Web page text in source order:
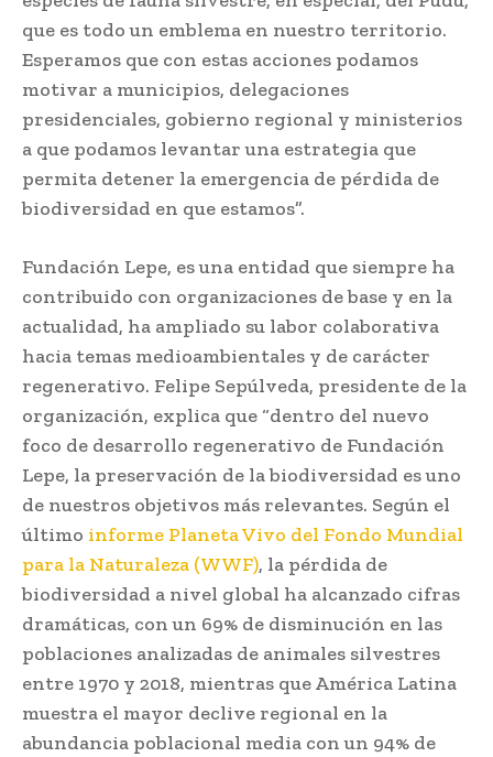
que es todo un emblema en nuestro territorio.
Esperamos que con estas acciones podamos
motivar a municipios, delegaciones
presidenciales, gobierno regional y ministerios
a que podamos levantar una estrategia que
permita detener la emergencia de pérdida de
biodiversidad en que estamos”.
Fundación Lepe, es una entidad que siempre ha
contribuido con organizaciones de base y en la
actualidad, ha ampliado su labor colaborativa
hacia temas medioambientales y de carácter
regenerativo. Felipe Sepúlveda, presidente de la
organización, explica que “dentro del nuevo
foco de desarrollo regenerativo de Fundación
Lepe, la preservación de la biodiversidad es uno
de nuestros objetivos más relevantes. Según el
último informe Planeta Vivo del Fondo Mundial
para la Naturaleza (WWF), la pérdida de
biodiversidad a nivel global ha alcanzado cifras
dramáticas, con un 69% de disminución en las
poblaciones analizadas de animales silvestres
entre 1970 y 2018, mientras que América Latina
muestra el mayor declive regional en la
abundancia poblacional media con un 94% de